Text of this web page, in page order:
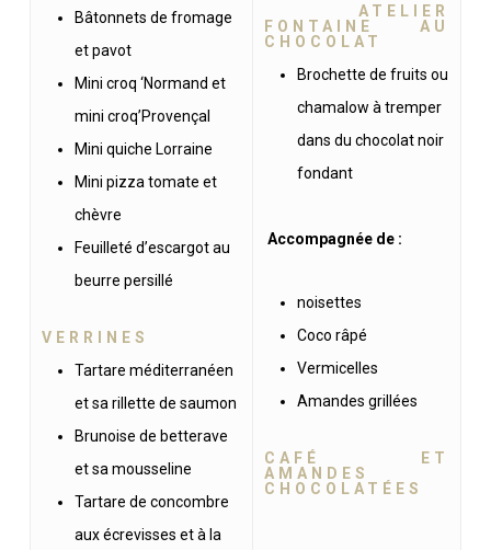
Bâtonnets de fromage
et pavot
Mini croq ‘Normand et
mini croq’Provençal
Mini quiche Lorraine
Mini pizza tomate et
chèvre
Feuilleté d’escargot au
beurre persillé
VERRINES
Tartare méditerranéen
et sa rillette de saumon
Brunoise de betterave
et sa mousseline
Tartare de concombre
aux écrevisses et à la
ATELIER
FONTAINE AU
CHOCOLAT
Brochette de fruits ou
chamalow à tremper
dans du chocolat noir
fondant
Accompagnée de :
noisettes
Coco râpé
Vermicelles
Amandes grillées
CAFÉ ET
AMANDES
CHOCOLATÉES